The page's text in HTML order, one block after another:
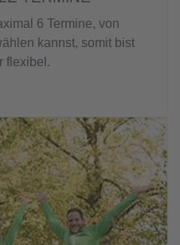
6 Termine, von
kannst, somit bist
flexibel.